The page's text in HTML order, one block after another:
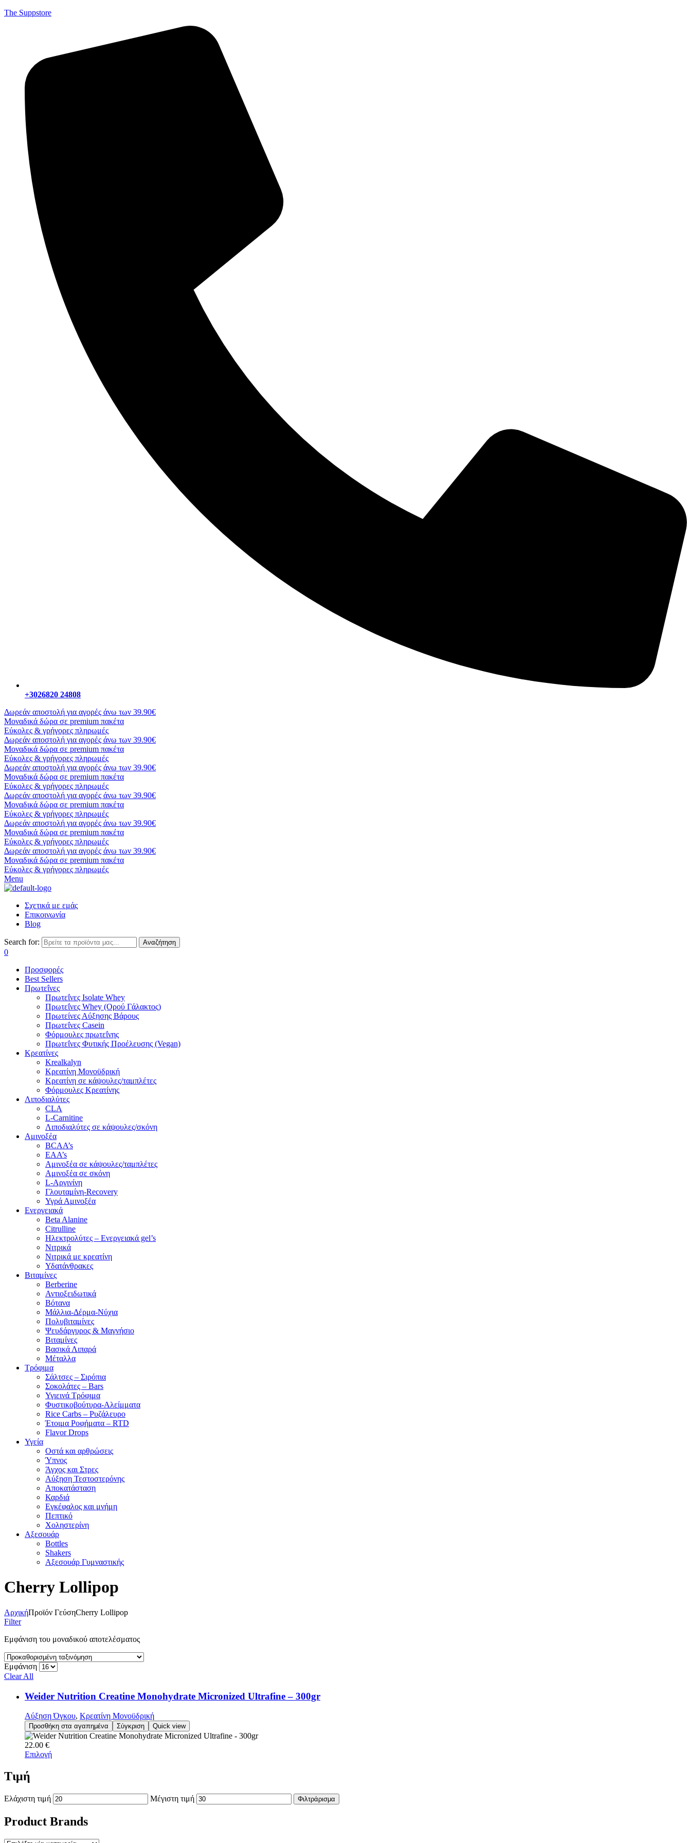
The Suppstore
+3026820 24808
Δωρεάν αποστολή για αγορές άνω των 39.90€
Μοναδικά δώρα σε premium πακέτα
Εύκολες & γρήγορες πληρωμές
Δωρεάν αποστολή για αγορές άνω των 39.90€
Μοναδικά δώρα σε premium πακέτα
Εύκολες & γρήγορες πληρωμές
Δωρεάν αποστολή για αγορές άνω των 39.90€
Μοναδικά δώρα σε premium πακέτα
Εύκολες & γρήγορες πληρωμές
Δωρεάν αποστολή για αγορές άνω των 39.90€
Μοναδικά δώρα σε premium πακέτα
Εύκολες & γρήγορες πληρωμές
Δωρεάν αποστολή για αγορές άνω των 39.90€
Μοναδικά δώρα σε premium πακέτα
Εύκολες & γρήγορες πληρωμές
Δωρεάν αποστολή για αγορές άνω των 39.90€
Μοναδικά δώρα σε premium πακέτα
Εύκολες & γρήγορες πληρωμές
Menu
Σχετικά με εμάς
Επικοινωνία
Blog
Search for: Αναζήτηση
0
Προσφορές
Best Sellers
Πρωτεΐνες
Πρωτεΐνες Isolate Whey
Πρωτεΐνες Whey (Ορού Γάλακτος)
Πρωτείνες Αύξησης Βάρους
Πρωτεΐνες Casein
Φόρμουλες πρωτεΐνης
Πρωτεΐνες Φυτικής Προέλευσης (Vegan)
Κρεατίνες
Krealkalyn
Κρεατίνη Μονοϋδρική
Κρεατίνη σε κάψουλες/ταμπλέτες
Φόρμουλες Κρεατίνης
Λιποδιαλύτες
CLA
L-Carnitine
Λιποδιαλύτες σε κάψουλες/σκόνη
Αμινοξέα
BCAA’s
EAA’s
Αμινοξέα σε κάψουλες/ταμπλέτες
Αμινοξέα σε σκόνη
L-Αργινίνη
Γλουταμίνη-Recovery
Υγρά Αμινοξέα
Ενεργειακά
Beta Alanine
Citrulline
Ηλεκτρολύτες – Ενεργειακά gel’s
Νιτρικά
Νιτρικά με κρεατίνη
Υδατάνθρακες
Βιταμίνες
Berberine
Αντιοξειδωτικά
Βότανα
Μάλλια-Δέρμα-Νύχια
Πολυβιταμίνες
Ψευδάργυρος & Μαγνήσιο
Βιταμίνες
Βασικά Λιπαρά
Μέταλλα
Τρόφιμα
Σάλτσες – Σιρόπια
Σοκολάτες – Bars
Υγιεινά Τρόφιμα
Φυστικοβούτυρα-Αλείμματα
Rice Carbs – Ρυζάλευρο
Έτοιμα Ροφήματα – RTD
Flavor Drops
Υγεία
Οστά και αρθρώσεις
Ύπνος
Άγχος και Στρες
Αύξηση Τεστοστερόνης
Αποκατάσταση
Καρδιά
Εγκέφαλος και μνήμη
Πεπτικό
Χοληστερίνη
Αξεσουάρ
Bottles
Shakers
Αξεσουάρ Γυμναστικής
Cherry Lollipop
ΑρχικήΠροϊόν ΓεύσηCherry Lollipop
Filter
Εμφάνιση του μοναδικού αποτελέσματος
Εμφάνιση
Clear All
Weider Nutrition Creatine Monohydrate Micronized Ultrafine – 300gr
Αύξηση Όγκου, Κρεατίνη Μονοϋδρική
Προσθήκη στα αγαπημένα Σύγκριση Quick view
22.00 €
Επιλογή
Τιμή
Ελάχιστη τιμή Μέγιστη τιμή Φιλτράρισμα
Product Brands